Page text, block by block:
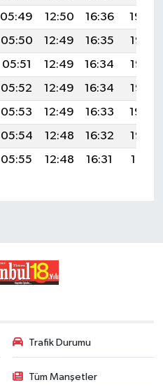
05:49 12:50 16:36
19:40
05:50 12:49 16:35
19:38
05:51 12:49 16:34
19:37
05:52 12:49 16:34
19:36
05:53 12:49 16:33
19:34
05:54 12:48 16:32
19:33
05:55 12:48 16:31 19:31
Trafik Durumu
Tüm Manşetler